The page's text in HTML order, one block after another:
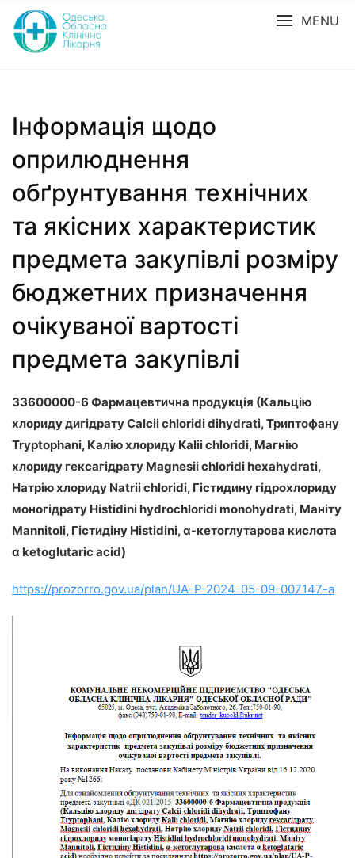
MENU
Інформація щодо
оприлюднення
обґрунтування технічних
та якісних характеристик
предмета закупівлі розміру
бюджетних призначення
очікуваної вартості
предмета закупівлі
33600000-6 Фармацевтична продукція (Кальцію
хлориду дигідрату Calcii chloridi dihydrati, Триптофану
Tryptophani, Калію хлориду Kalii сhloridi, Магнію
хлориду гексагідрату Magnesii сhloridi hexahydrati,
Натрію хлориду Natrii chloridi, Гістидину гідрохлориду
моногідрату Histidini hydrochloridi monohуdrati, Маніту
Mannitoli, Гістидіну Histidini, α-кетоглутарова кислота
α ketoglutaric acid)
https://prozorro.gov.ua/plan/UA-P-2024-05-09-007147-a